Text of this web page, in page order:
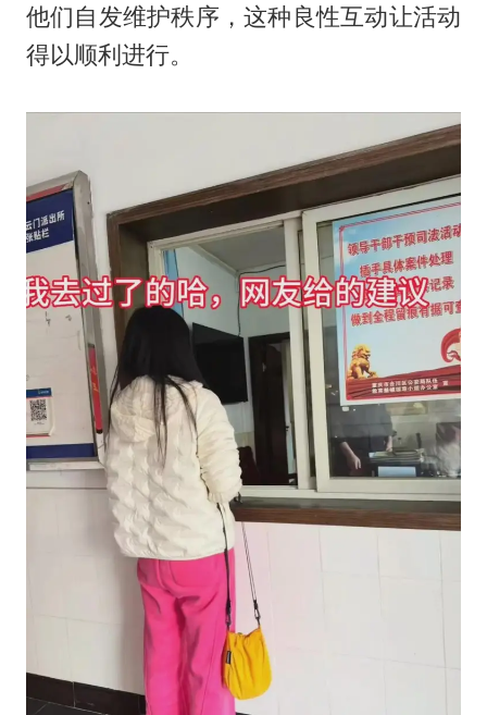
他们自发维护秩序，这种良性互动让活动
得以顺利进行。